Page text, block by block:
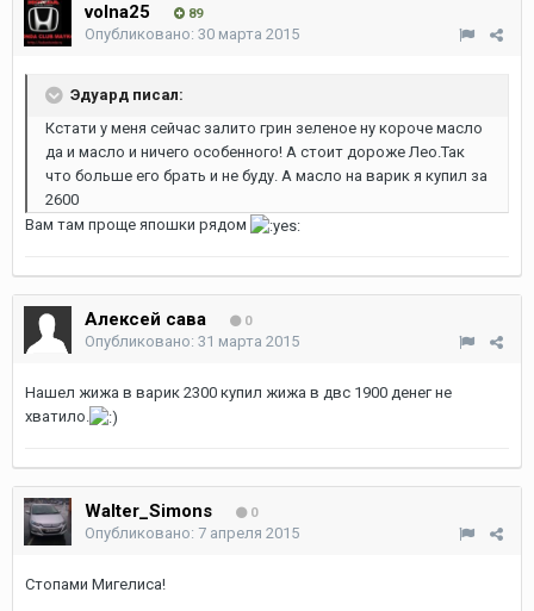
volna25 89
Опубликовано: 30 марта 2015
Эдуард писал:
Кстати у меня сейчас залито грин зеленое ну короче масло
да и масло и ничего особенного! А стоит дороже Лео.Так
что больше его брать и не буду. А масло на варик я купил за
2600
Вам там проще япошки рядом
Алексей сава 0
Опубликовано: 31 марта 2015
Нашел жижа в варик 2300 купил жижа в двс 1900 денег не
хватило.
Walter_Simons 0
Опубликовано: 7 апреля 2015
Стопами Мигелиса!